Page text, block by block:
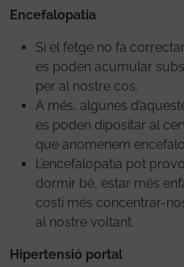
Encefalopatia
Si el fetge no fa
es poden acumular
per al nostre cos.
A més, algunes
es poden dipositar al
que anomenem
L’encefalopatia pot
dormir bé, estar més
costi més concentrar-
al nostre voltant.
Hipertensió portal